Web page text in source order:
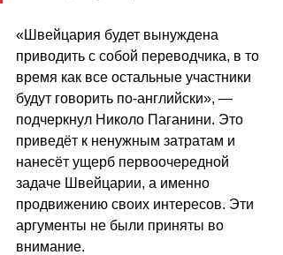
«Швейцария будет вынуждена
приводить с собой переводчика, в то
время как все остальные участники
будут говорить по-английски», —
подчеркнул Николо Паганини. Это
приведёт к ненужным затратам и
нанесёт ущерб первоочередной
задаче Швейцарии, а именно
продвижению своих интересов. Эти
аргументы не были приняты во
внимание.